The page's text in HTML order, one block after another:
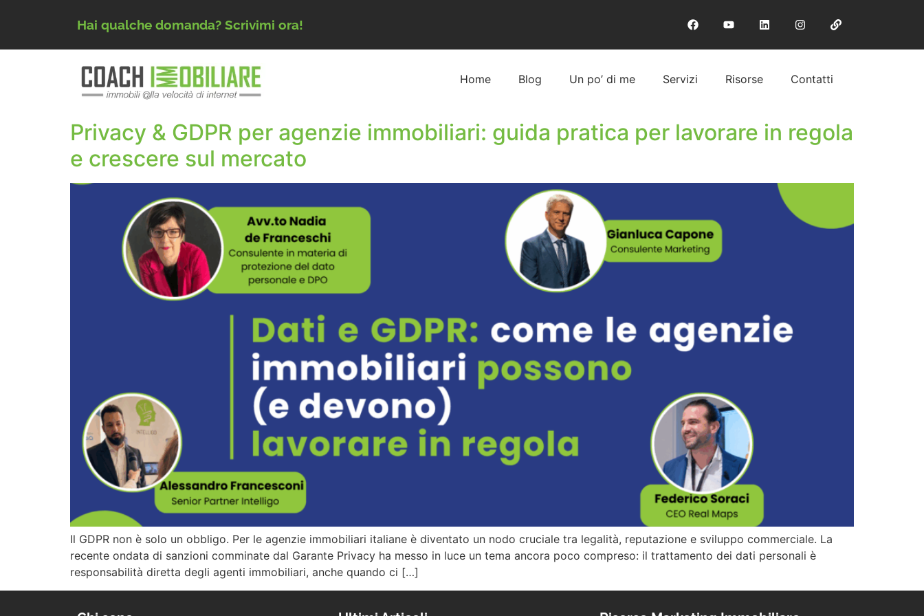
Hai qualche domanda? Scrivimi ora!
Home Blog Un po’ di me Servizi Risorse Contatti
Privacy & GDPR per agenzie immobiliari: guida pratica per lavorare in regola
e crescere sul mercato
Il GDPR non è solo un obbligo. Per le agenzie immobiliari italiane è diventato un nodo cruciale tra legalità, reputazione e sviluppo commerciale. La
recente ondata di sanzioni comminate dal Garante Privacy ha messo in luce un tema ancora poco compreso: il trattamento dei dati personali è
responsabilità diretta degli agenti immobiliari, anche quando ci […]